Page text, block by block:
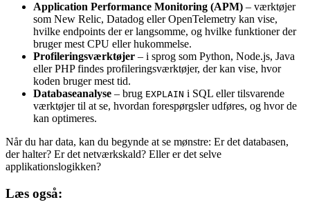
Application Performance Monitoring (APM) – værktøjer
som New Relic, Datadog eller OpenTelemetry kan vise,
hvilke endpoints der er langsomme, og hvilke funktioner der
bruger mest CPU eller hukommelse.
Profileringsværktøjer – i sprog som Python, Node.js, Java
eller PHP findes profileringsværktøjer, der kan vise, hvor
koden bruger mest tid.
Databaseanalyse – brug EXPLAIN i SQL eller tilsvarende
værktøjer til at se, hvordan forespørgsler udføres, og hvor de
kan optimeres.
Når du har data, kan du begynde at se mønstre: Er det databasen,
der halter? Er det netværkskald? Eller er det selve
applikationslogikken?
Læs også: